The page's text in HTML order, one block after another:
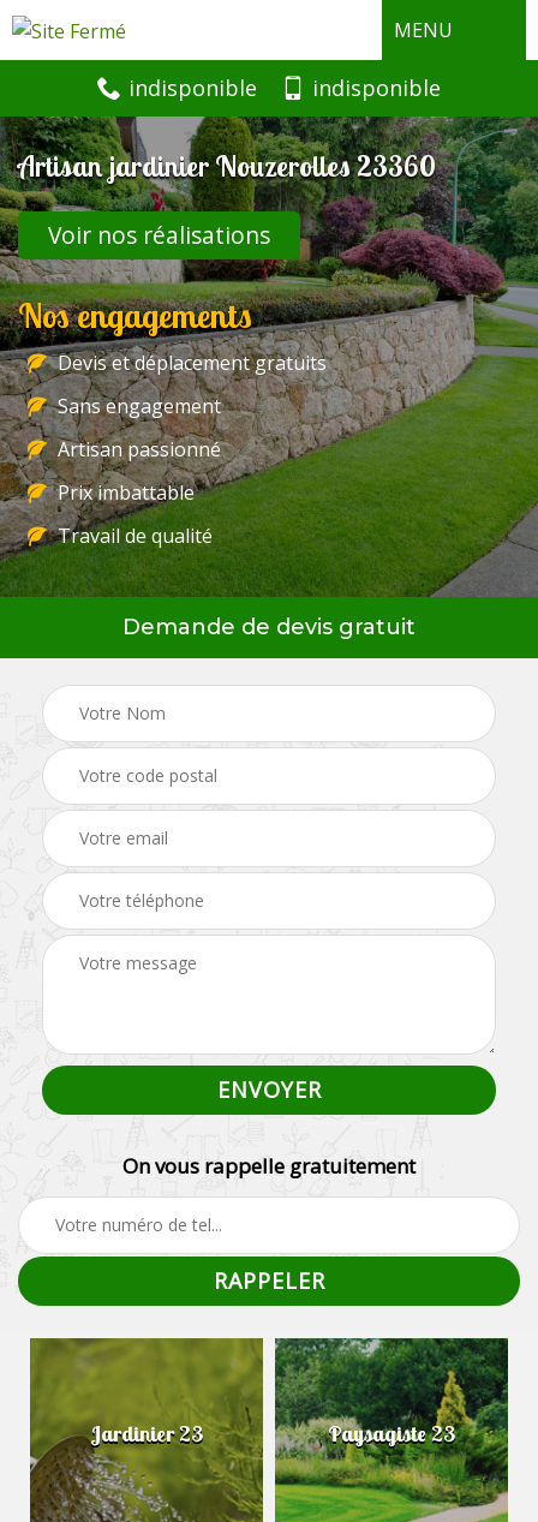
MENU
indisponible indisponible
Artisan jardinier Nouzerolles 23360
Voir nos réalisations
Nos engagements
Devis et déplacement gratuits
Sans engagement
Artisan passionné
Prix imbattable
Travail de qualité
Demande de devis gratuit
On vous rappelle gratuitement
Jardinier 23 Paysagiste 23